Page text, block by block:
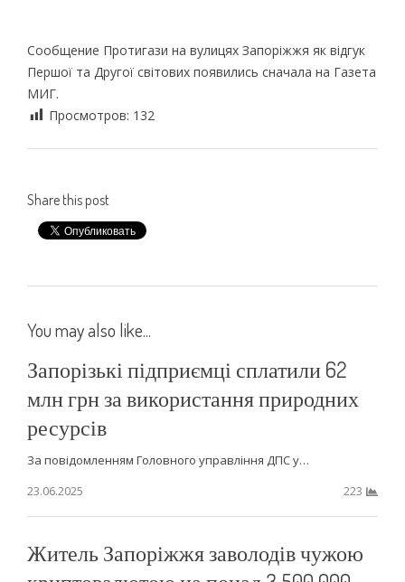
Сообщение Протигази на вулицях Запоріжжя як відгук
Першої та Другої світових появились сначала на Газета
МИГ.
Просмотров: 132
Share this post
You may also like...
Запорізькі підприємці сплатили 62
млн грн за використання природних
ресурсів
За повідомленням Головного управління ДПС у…
23.06.2025
223
Житель Запоріжжя заволодів чужою